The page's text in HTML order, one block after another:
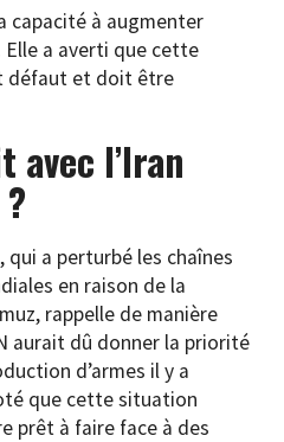
capacité à augmenter
a averti que cette
défaut et doit être
avec l’Iran
a perturbé les chaînes
en raison de la
rappelle de manière
aurait dû donner la priorité
d’armes il y a
que cette situation
prêt à faire face à des